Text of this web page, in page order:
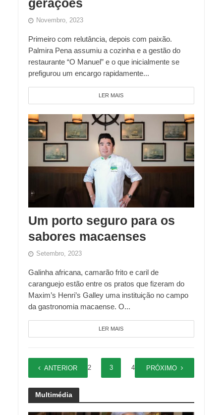
gerações
Novembro, 2023
Primeiro com relutância, depois com paixão.
Palmira Pena assumiu a cozinha e a gestão do
restaurante “O Manuel” e o que inicialmente se
prefigurou um encargo rapidamente...
LER MAIS
Um porto seguro para os
sabores macaenses
Setembro, 2023
Galinha africana, camarão frito e caril de
caranguejo estão entre os pratos que fizeram do
Maxim’s Henri’s Galley uma instituição no campo
da gastronomia macaense. O...
LER MAIS
ANTERIOR
1 2 3 4 5
PRÓXIMO
Multimédia